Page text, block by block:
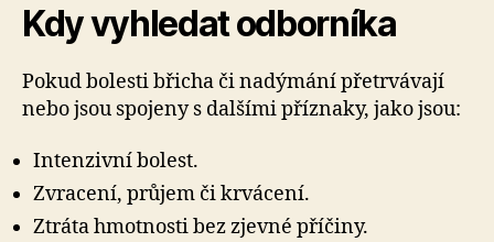
Kdy vyhledat odborníka
Pokud bolesti břicha či nadýmání přetrvávají
nebo jsou spojeny s dalšími příznaky, jako jsou:
Intenzivní bolest.
Zvracení, průjem či krvácení.
Ztráta hmotnosti bez zjevné příčiny.